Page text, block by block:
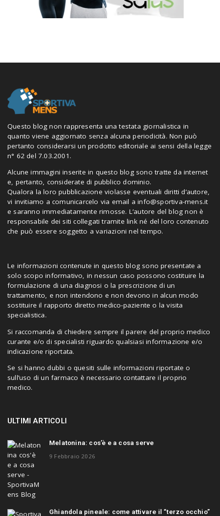
Questo blog non rappresenta una testata giornalistica in
quanto viene aggiornato senza alcuna periodicità. Non può
pertanto considerarsi un prodotto editoriale ai sensi della legge
n° 62 del 7.03.2001.
Alcune immagini inserite in questo blog sono tratte da internet
e, pertanto, considerate di pubblico dominio.
Qualora la loro pubblicazione violasse eventuali diritti d’autore,
vi invitiamo a comunicarcelo via email ainfo@sportiva-mens.it
e saranno immediatamente rimosse. L’autore del blog non è
responsabile dei siti collegati tramite link né del loro contenuto
che può essere soggetto a variazioni nel tempo.
Le informazioni contenute in questo blog sono presentate a
solo scopo informativo, in nessun caso possono costituire la
formulazione di una diagnosi o la prescrizione di un
trattamento, e non intendono e non devono in alcun modo
sostituire il rapporto diretto medico-paziente o la visita
specialistica.
Si raccomanda di chiedere sempre il parere del proprio medico
curante e/o di specialisti riguardo qualsiasi informazione e/o
indicazione riportata.
Se si hanno dubbi o quesiti sulle informazioni riportate o
sull’uso di un farmaco è necessario contattare il proprio
medico.
ULTIMI ARTICOLI
Melatonina: cos’è e a cosa serve
9 Febbraio 2026
Ghiandola pineale: come attivare il “terzo occhio”